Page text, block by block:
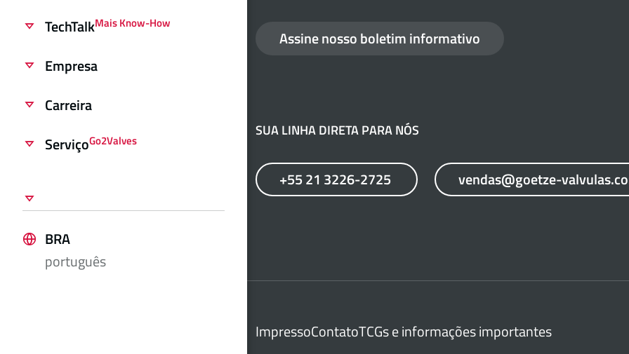
TechTalkMais Know-How
Empresa
Carreira
ServiçoGo2Valves
BRA
português
Assine nosso boletim informativo
SUA LINHA DIRETA PARA NÓS
+55 21 3226-2725 vendas@goetze-
ImpressoContatoTCGs e informações importantes